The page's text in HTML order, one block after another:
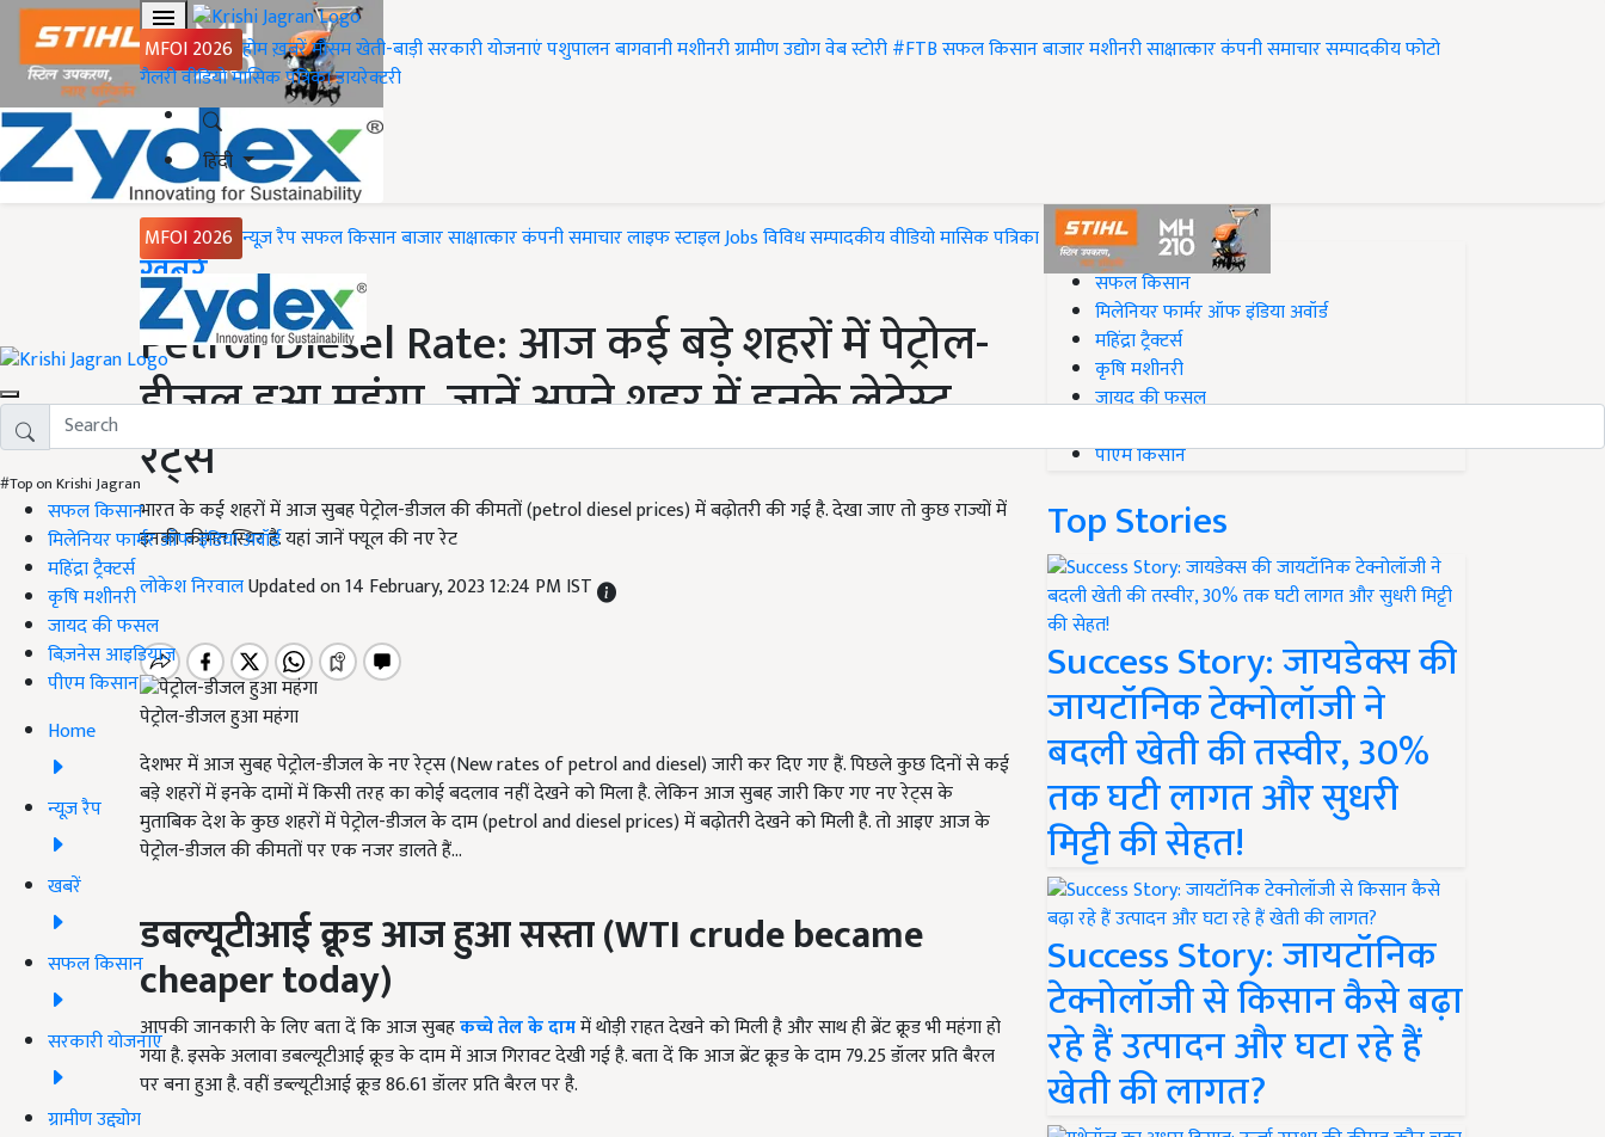
MFOI 2026 होमख़बरेंमौसमखेती-बाड़ीसरकारी योजनाएंपशुपालनबागवानीमशीनरीग्रामीण उद्योगवेब स्टोरी#FTBसफल किसानबाजारमशीनरीसाक्षात्कारकंपनी समाचारसम्पादकीयफोटो
गैलरीवीडियोमासिक पत्रिकाडायरेक्टरी
हिंदी
MFOI 2026 न्यूज़ रैपसफल किसानबाजारसाक्षात्कारकंपनी समाचारलाइफ स्टाइलJobsविविधसम्पादकीयवीडियोमासिक पत्रिका
#Top on Krishi Jagran
सफल किसान
मिलेनियर फार्मर ऑफ इंडिया अवॉर्ड
महिंद्रा ट्रैक्टर्स
कृषि मशीनरी
जायद की फसल
बिज़नेस आइडियाज
पीएम किसान
Home
न्यूज़ रैप
खबरें
सफल किसान
सरकारी योजनाएं
ग्रामीण उद्द्योग
Home
ख़बरें
Petrol Diesel Rate: आज कई बड़े शहरों में पेट्रोल-
डीजल हुआ महंगा, जानें अपने शहर में इनके लेटेस्ट
रेट्स
भारत के कई शहरों में आज सुबह पेट्रोल-डीजल की कीमतों (petrol diesel prices) में बढ़ोतरी की गई है. देखा जाए तो कुछ राज्यों में
इनकी कीमत स्थिर है. यहां जानें फ्यूल की नए रेट
लोकेश निरवालUpdated on 14 February, 2023 12:24 PM IST
पेट्रोल-डीजल हुआ महंगा
देशभर में आज सुबह पेट्रोल-डीजल के नए रेट्स (New rates of petrol and diesel) जारी कर दिए गए हैं. पिछले कुछ दिनों से कई
बड़े शहरों में इनके दामों में किसी तरह का कोई बदलाव नहीं देखने को मिला है. लेकिन आज सुबह जारी किए गए नए रेट्स के
मुताबिक देश के कुछ शहरों में पेट्रोल-डीजल के दाम (petrol and diesel prices) में बढ़ोतरी देखने को मिली है. तो आइए आज के
पेट्रोल-डीजल की कीमतों पर एक नजर डालते हैं...
डबल्यूटीआई क्रूड आज हुआ सस्ता(WTI crude became
cheaper today)
आपकी जानकारी के लिए बता दें कि आज सुबहकच्चे तेल के दाममें थोड़ी राहत देखने को मिली है और साथ ही ब्रेंट क्रूड भी महंगा हो
गया है. इसके अलावा डबल्यूटीआई क्रूड के दाम में आज गिरावट देखी गई है. बता दें कि आज ब्रेंट क्रूड के दाम 79.25 डॉलर प्रति बैरल
पर बना हुआ है. वहीं डब्ल्यूटीआई क्रूड 86.61 डॉलर प्रति बैरल पर है.
#Top on Krishi Jagran
सफल किसान
मिलेनियर फार्मर ऑफ इंडिया अवॉर्ड
महिंद्रा ट्रैक्टर्स
कृषि मशीनरी
जायद की फसल
पीएम किसान
Top Stories
Success Story: जायडेक्स की
जायटॉनिक टेक्नोलॉजी ने
बदली खेती की तस्वीर, 30%
तक घटी लागत और सुधरी
मिट्टी की सेहत!
Success Story: जायटॉनिक
टेक्नोलॉजी से किसान कैसे बढ़ा
रहे हैं उत्पादन और घटा रहे हैं
खेती की लागत?